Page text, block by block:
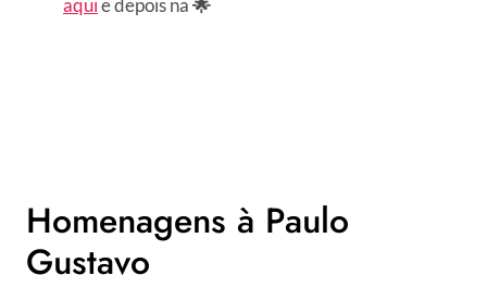
aquie depois na🌟
Homenagens à Paulo
Gustavo